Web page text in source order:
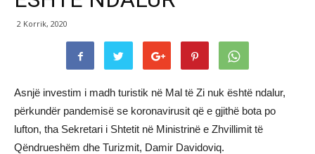
2 Korrik, 2020
Asnjë investim i madh turistik në Mal të Zi nuk është ndalur,
përkundër pandemisë se koronavirusit që e gjithë bota po
lufton, tha Sekretari i Shtetit në Ministrinë e Zhvillimit të
Qëndrueshëm dhe Turizmit, Damir Davidoviq.